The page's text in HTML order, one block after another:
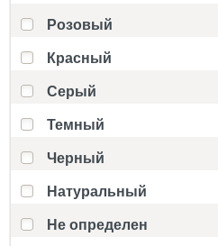
Розовый
Красный
Серый
Темный
Черный
Натуральный
Не определен